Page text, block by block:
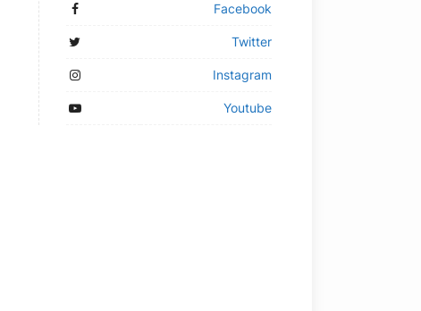
Facebook
Twitter
Instagram
Youtube